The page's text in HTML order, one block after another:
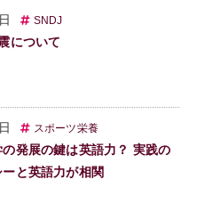
SNDJ
について
スポーツ栄養
の発展の鍵は英語力？ 実践の
と英語力が相関